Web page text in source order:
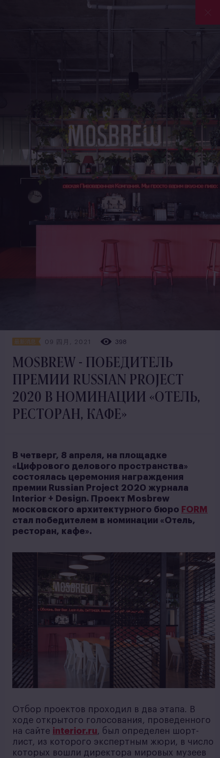
最新消息 09 四月, 2021 398
MOSBREW - ПОБЕДИТЕЛЬ
ПРЕМИИ RUSSIAN PROJECT
2020 В НОМИНАЦИИ «ОТЕЛЬ,
РЕСТОРАН, КАФЕ»
В четверг, 8 апреля, на площадке
«Цифрового делового пространства»
состоялась церемония награждения
премии Russian Project 2020 журнала
Interior + Design. Проект Mosbrew
московского архитектурного бюро FORM
стал победителем в номинации «Отель,
ресторан, кафе».
Отбор проектов проходил в два этапа. В
ходе открытого голосования, проведенного
на сайте interior.ru, был определен шорт-
лист, из которого экспертным жюри, в число
которых вошли директора мировых музеев